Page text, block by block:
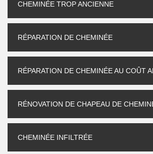
CHEMINÉE TROP ANCIENNE
RÉPARATION DE CHEMINÉE
RÉPARATION DE CHEMINÉE AU COÛT
RÉNOVATION DE CHAPEAU DE
CHEMINÉE INFILTRÉE